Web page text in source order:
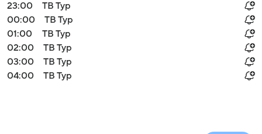
23:00
ТВ Тур
00:00
ТВ Тур
01:00
ТВ Тур
02:00
ТВ Тур
03:00
ТВ Тур
04:00
ТВ Тур